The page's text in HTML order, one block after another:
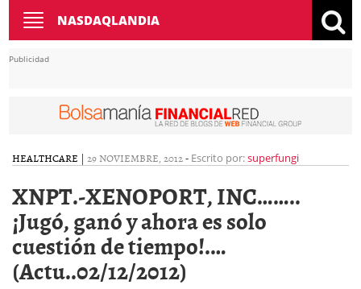
Toggle
navigation
NASDAQLANDIA
Publicidad
HEALTHCARE | 29 NOVIEMBRE, 2012- Escrito por:superfungi
XNPT.-XENOPORT, INC……..
¡Jugó, ganó y ahora es solo
cuestión de tiempo!.…
(Actu..02/12/2012)